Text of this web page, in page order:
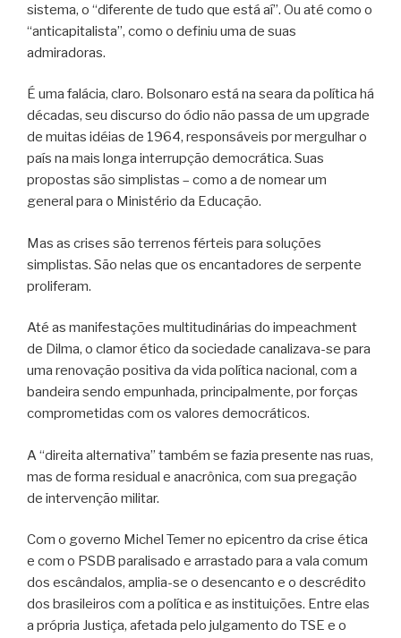
sistema, o “diferente de tudo que está aí”. Ou até como o
“anticapitalista”, como o definiu uma de suas
admiradoras.
É uma falácia, claro. Bolsonaro está na seara da política há
décadas, seu discurso do ódio não passa de um upgrade
de muitas idéias de 1964, responsáveis por mergulhar o
país na mais longa interrupção democrática. Suas
propostas são simplistas – como a de nomear um
general para o Ministério da Educação.
Mas as crises são terrenos férteis para soluções
simplistas. São nelas que os encantadores de serpente
proliferam.
Até as manifestações multitudinárias do impeachment
de Dilma, o clamor ético da sociedade canalizava-se para
uma renovação positiva da vida política nacional, com a
bandeira sendo empunhada, principalmente, por forças
comprometidas com os valores democráticos.
A “direita alternativa” também se fazia presente nas ruas,
mas de forma residual e anacrônica, com sua pregação
de intervenção militar.
Com o governo Michel Temer no epicentro da crise ética
e com o PSDB paralisado e arrastado para a vala comum
dos escândalos, amplia-se o desencanto e o descrédito
dos brasileiros com a política e as instituições. Entre elas
a própria Justiça, afetada pelo julgamento do TSE e o